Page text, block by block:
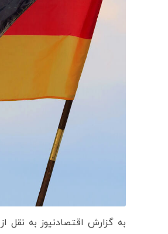
به گزارش اقتصادنیوز به نقل